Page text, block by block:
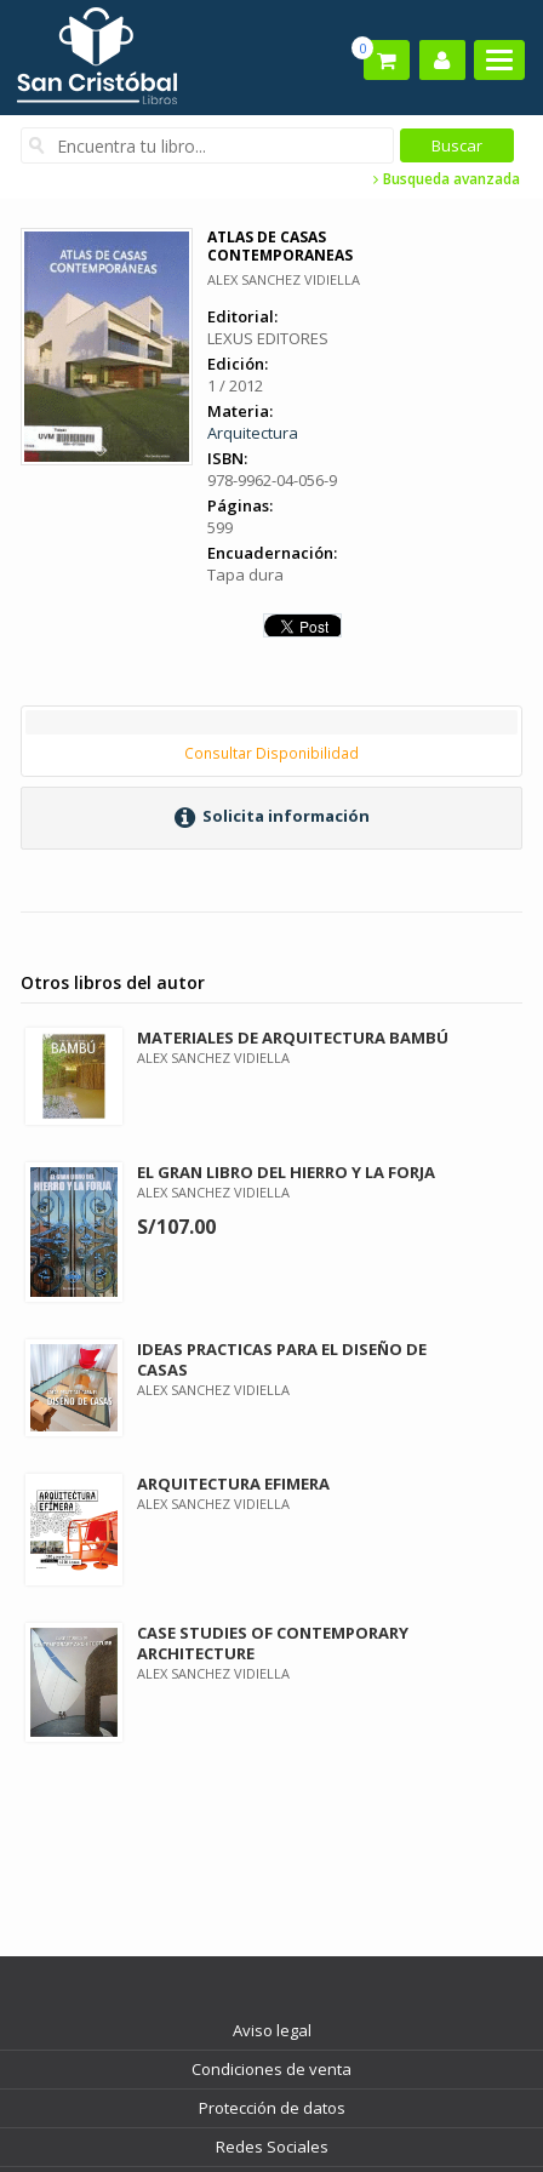
0
Busqueda avanzada
ATLAS DE CASAS
CONTEMPORANEAS
ALEX SANCHEZ VIDIELLA
Editorial:
LEXUS EDITORES
Edición:
1 / 2012
Materia:
Arquitectura
ISBN:
978-9962-04-056-9
Páginas:
599
Encuadernación:
Tapa dura
Consultar Disponibilidad
Solicita información
Otros libros del autor
MATERIALES DE ARQUITECTURA BAMBÚ
ALEX SANCHEZ VIDIELLA
EL GRAN LIBRO DEL HIERRO Y LA FORJA
ALEX SANCHEZ VIDIELLA
S/107.00
IDEAS PRACTICAS PARA EL DISEÑO DE
CASAS
ALEX SANCHEZ VIDIELLA
ARQUITECTURA EFIMERA
ALEX SANCHEZ VIDIELLA
CASE STUDIES OF CONTEMPORARY
ARCHITECTURE
ALEX SANCHEZ VIDIELLA
Aviso legal
Condiciones de venta
Protección de datos
Redes Sociales